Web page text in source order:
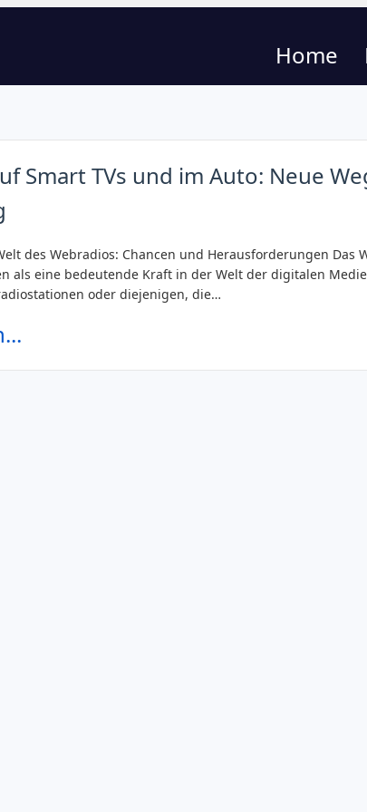
Home
Smart TVs und im Auto: Neue
des Webradios: Chancen und Herausforderungen Das
als eine bedeutende Kraft in der Welt der digitalen
oder diejenigen, die…